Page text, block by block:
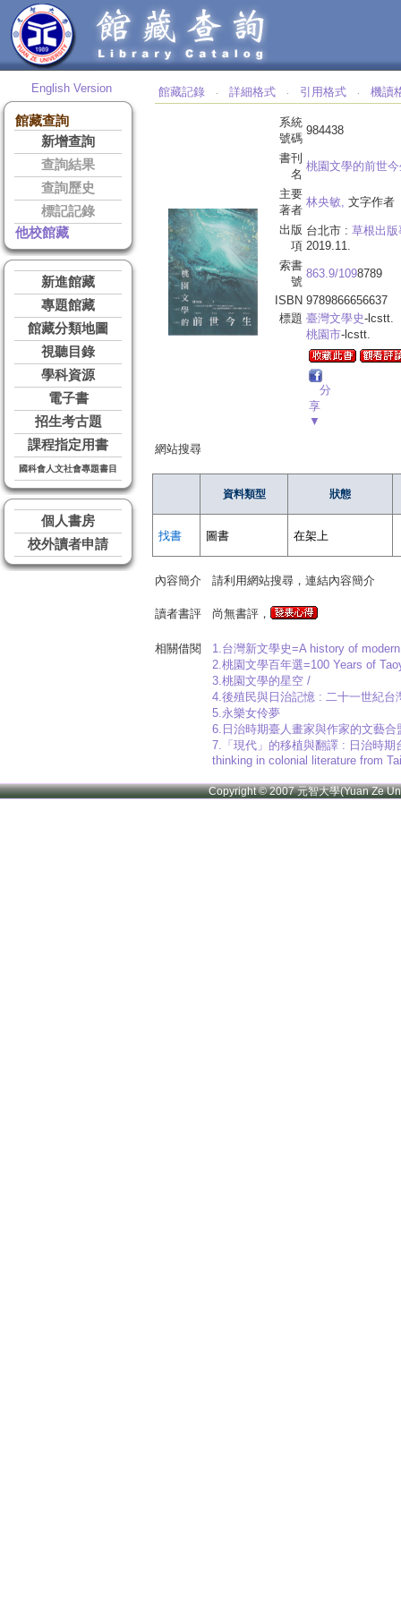
English Version
館藏查詢
新增查詢
查詢結果
查詢歷史
標記記錄
他校館藏
新進館藏
專題館藏
館藏分類地圖
視聽目錄
學科資源
電子書
招生考古題
課程指定用書
國科會人文社會專題書目
個人書房
校外讀者申請
館藏記錄 ‧ 詳細格式 ‧ 引用格式 ‧ 機讀
系統
號碼
984438
書刊
名
桃園文學的前世
主要
著者
林央敏, 文字作者
出版
項
台北市 : 草根出
2019.11.
索書
號
863.9/1098789
ISBN 9789866656637
標題 臺灣文學史-lcstt.
桃園市-lcstt.
分
享
▼
網站搜尋
資料類型 狀態
找書 圖書 在架上
內容簡介 請利用網站搜尋，連結內容簡介
讀者書評 尚無書評，
相關借閱
1.台灣新文學史=A history of
2.桃園文學百年選=100 Years of
3.桃園文學的星空 /
4.後殖民與日治記憶 : 二十一世紀
5.永樂女伶夢
6.日治時期臺人畫家與作家的文藝
7.「現代」的移植與翻譯 : 日治時
thinking in colonial literature from
Copyright © 2007 元智大學(Yuan Ze